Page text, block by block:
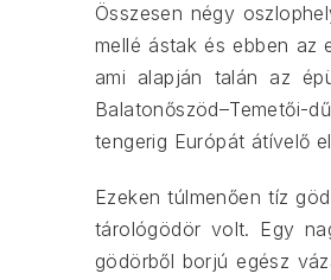
Összesen négy
mellé ástak és ebben az
ami alapján talán az
Balatonőszöd–Temetői-
tengerig Európát átívelő
Ezeken túlmenően tíz
tárológödör volt. Egy
gödörből borjú egész